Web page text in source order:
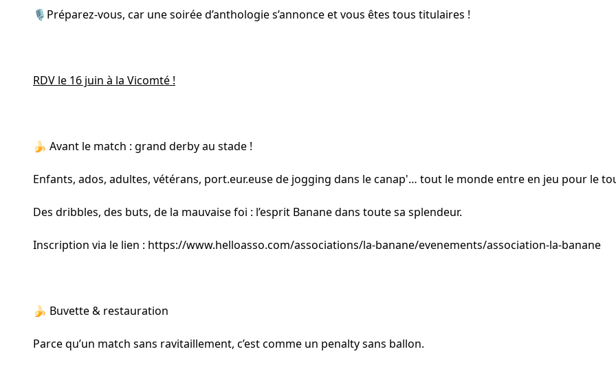
🎙️Préparez‑vous, car une soirée d’anthologie s’annonce et vous êtes tous titulaires !
RDV le 16 juin à la Vicomté !
🍌 Avant le match : grand derby au stade !
Enfants, ados, adultes, vétérans, port.eur.euse de jogging dans le canap'… tout le monde entre en jeu pour le
Des dribbles, des buts, de la mauvaise foi : l’esprit Banane dans toute sa splendeur.
Inscription via le lien : https://www.helloasso.com/associations/la-banane/evenements/association-la-banane
🍌 Buvette & restauration
Parce qu’un match sans ravitaillement, c’est comme un penalty sans ballon.